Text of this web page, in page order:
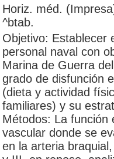
Horiz. méd.
^btab.
Objetivo: Establecer
personal naval con
Marina de Guerra
grado de disfunción
(dieta y actividad
familiares) y su
Métodos: La función
vascular donde se
en la arteria